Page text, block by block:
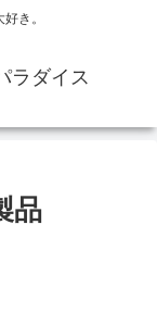
き。
ラダイス
品